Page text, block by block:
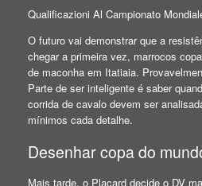
Qualificazioni Al Campionato
O futuro vai demonstrar que a
chegar a primeira vez, marrocos
de maconha em Itatiaia.
Parte de ser inteligente é saber
corrida de cavalo devem ser
mínimos cada detalhe.
Desenhar copa do
Mais tarde, o Placard decide o DV